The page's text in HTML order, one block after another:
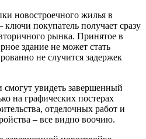
новостроечного жилья в
покупатель получает сразу
рынка. Принятое в
здание не может стать
не случится задержек
увидеть завершенный
на графических постерах
отделочных работ и
– все видно воочию.